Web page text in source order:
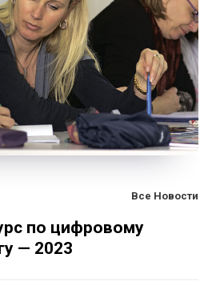
Все Новости
по цифровому
— 2023